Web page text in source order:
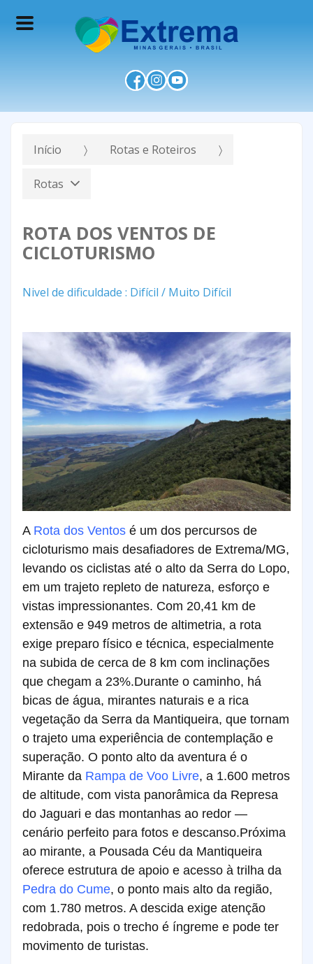
Início Rotas e Roteiros
Rotas
ROTA DOS VENTOS DE
CICLOTURISMO
Nivel de dificuldade : Difícil / Muito Difícil
ARota dos Ventos é um dos percursos de
cicloturismo mais desafiadores de Extrema/MG,
levando os ciclistas até o alto da Serra do Lopo,
em um trajeto repleto de natureza, esforço e
vistas impressionantes. Com 20,41 km de
extensão e 949 metros de altimetria, a rota
exige preparo físico e técnica, especialmente
na subida de cerca de 8 km com inclinações
que chegam a 23%.Durante o caminho, há
bicas de água, mirantes naturais e a rica
vegetação da Serra da Mantiqueira, que tornam
o trajeto uma experiência de contemplação e
superação. O ponto alto da aventura é o
Mirante da Rampa de Voo Livre, a 1.600 metros
de altitude, com vista panorâmica da Represa
do Jaguari e das montanhas ao redor —
cenário perfeito para fotos e descanso.Próxima
ao mirante, a Pousada Céu da Mantiqueira
oferece estrutura de apoio e acesso à trilha da
Pedra do Cume, o ponto mais alto da região,
com 1.780 metros. A descida exige atenção
redobrada, pois o trecho é íngreme e pode ter
movimento de turistas.